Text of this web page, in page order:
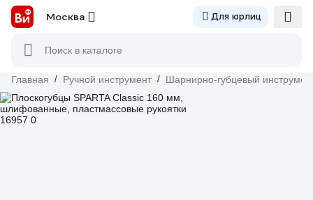
Москва Для юрлиц
Поиск в каталоге
Главная / Ручной инструмент / Шарнирно-губцевый